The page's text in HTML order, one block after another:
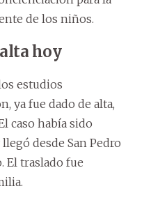
de los niños.
hoy
estudios
ya fue dado de alta,
caso había sido
desde San Pedro
El traslado fue